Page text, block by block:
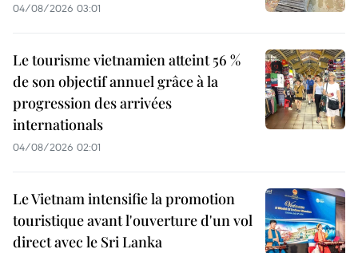
04/08/2026 03:01
Le tourisme vietnamien atteint 56 %
de son objectif annuel grâce à la
progression des arrivées
internationals
04/08/2026 02:01
Le Vietnam intensifie la promotion
touristique avant l'ouverture d'un vol
direct avec le Sri Lanka